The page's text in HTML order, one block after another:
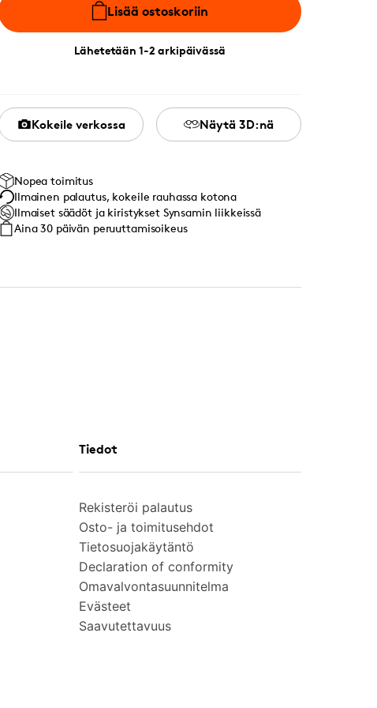
Lisää ostoskoriin
Lähetetään 1-2 arkipäivässä
Kokeile verkossa Näytä 3D:nä
Nopea toimitus
Ilmainen palautus, kokeile rauhassa kotona
Ilmaiset säädöt ja kiristykset Synsamin liikkeissä
Aina 30 päivän peruuttamisoikeus
Tiedot
Rekisteröi palautus
Osto- ja toimitusehdot
Tietosuojakäytäntö
Declaration of conformity
Omavalvontasuunnitelma
Evästeet
Saavutettavuus